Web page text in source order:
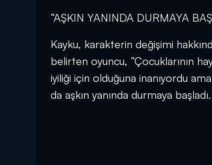
“AŞKIN YANINDA DURMAYA
Kayku, karakterin değişimi
belirten oyuncu, “Çocuklarının
iyiliği için olduğuna inanıyordu
da aşkın yanında durmaya